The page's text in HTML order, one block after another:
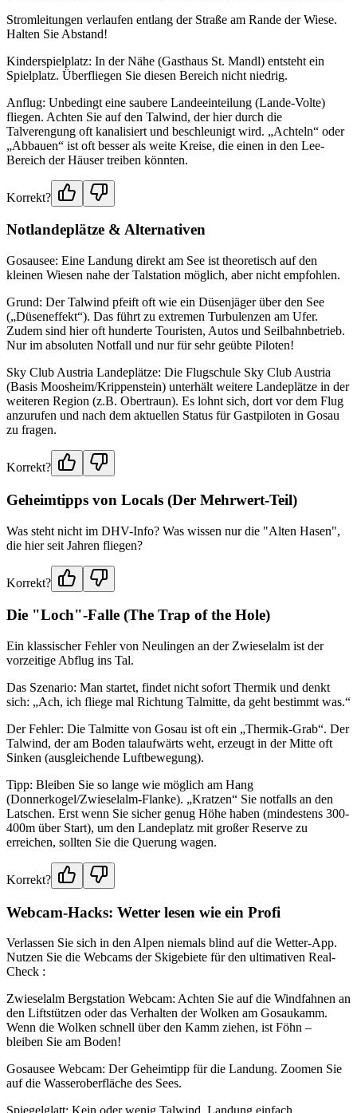
Stromleitungen verlaufen entlang der Straße am Rande der Wiese.
Halten Sie Abstand!
Kinderspielplatz: In der Nähe (Gasthaus St. Mandl) entsteht ein
Spielplatz. Überfliegen Sie diesen Bereich nicht niedrig.
Anflug: Unbedingt eine saubere Landeeinteilung (Lande-Volte)
fliegen. Achten Sie auf den Talwind, der hier durch die
Talverengung oft kanalisiert und beschleunigt wird. „Achteln“ oder
„Abbauen“ ist oft besser als weite Kreise, die einen in den Lee-
Bereich der Häuser treiben könnten.
Korrekt?
Notlandeplätze & Alternativen
Gosausee: Eine Landung direkt am See ist theoretisch auf den
kleinen Wiesen nahe der Talstation möglich, aber nicht empfohlen.
Grund: Der Talwind pfeift oft wie ein Düsenjäger über den See
(„Düseneffekt“). Das führt zu extremen Turbulenzen am Ufer.
Zudem sind hier oft hunderte Touristen, Autos und Seilbahnbetrieb.
Nur im absoluten Notfall und nur für sehr geübte Piloten!
Sky Club Austria Landeplätze: Die Flugschule Sky Club Austria
(Basis Moosheim/Krippenstein) unterhält weitere Landeplätze in der
weiteren Region (z.B. Obertraun). Es lohnt sich, dort vor dem Flug
anzurufen und nach dem aktuellen Status für Gastpiloten in Gosau
zu fragen.
Korrekt?
Geheimtipps von Locals (Der Mehrwert-Teil)
Was steht nicht im DHV-Info? Was wissen nur die "Alten Hasen",
die hier seit Jahren fliegen?
Korrekt?
Die "Loch"-Falle (The Trap of the Hole)
Ein klassischer Fehler von Neulingen an der Zwieselalm ist der
vorzeitige Abflug ins Tal.
Das Szenario: Man startet, findet nicht sofort Thermik und denkt
sich: „Ach, ich fliege mal Richtung Talmitte, da geht bestimmt was.“
Der Fehler: Die Talmitte von Gosau ist oft ein „Thermik-Grab“. Der
Talwind, der am Boden talaufwärts weht, erzeugt in der Mitte oft
Sinken (ausgleichende Luftbewegung).
Tipp: Bleiben Sie so lange wie möglich am Hang
(Donnerkogel/Zwieselalm-Flanke). „Kratzen“ Sie notfalls an den
Latschen. Erst wenn Sie sicher genug Höhe haben (mindestens 300-
400m über Start), um den Landeplatz mit großer Reserve zu
erreichen, sollten Sie die Querung wagen.
Korrekt?
Webcam-Hacks: Wetter lesen wie ein Profi
Verlassen Sie sich in den Alpen niemals blind auf die Wetter-App.
Nutzen Sie die Webcams der Skigebiete für den ultimativen Real-
Check :
Zwieselalm Bergstation Webcam: Achten Sie auf die Windfahnen an
den Liftstützen oder das Verhalten der Wolken am Gosaukamm.
Wenn die Wolken schnell über den Kamm ziehen, ist Föhn –
bleiben Sie am Boden!
Gosausee Webcam: Der Geheimtipp für die Landung. Zoomen Sie
auf die Wasseroberfläche des Sees.